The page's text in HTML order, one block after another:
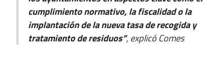
cumplimiento normativo, la fiscalidad o la
implantación de la nueva tasa de recogida y
tratamiento de residuos”, explicó Comes